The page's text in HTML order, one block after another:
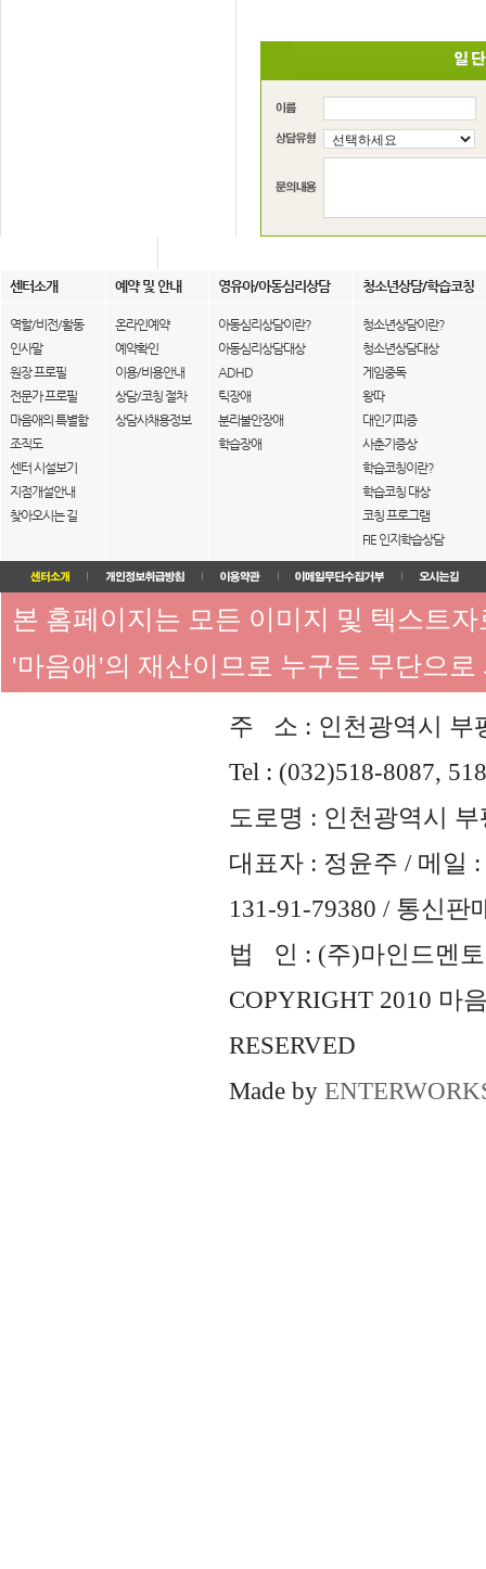
센터소개 예약 및 안내 영유아/아동심리상담 청소년상담/학습코칭
역할/비전/활동
인사말
원장 프로필
전문가 프로필
마음애의 특별함
조직도
센터 시설보기
지점개설안내
찾아오시는 길
온라인예약
예약확인
이용/비용안내
상담/코칭 절차
상담사채용정보
아동심리상담이란?
아동심리상담대상
ADHD
틱장애
분리불안장애
학습장애
청소년상담이란?
청소년상담대상
게임중독
왕따
대인기피증
사춘기증상
학습코칭이란?
학습코칭 대상
코칭 프로그램
FIE 인지학습상담
본 홈페이지는 모든 이미지 및 텍스트
'마음애'의 재산이므로 누구든 무단으
주 소 : 인천광역시 부
Tel : (032)518-8087,
도로명 : 인천광역시
대표자 : 정윤주 / 메일 :
131-91-79380 / 통신판
법 인 : (주)마인드멘토
COPYRIGHT 2010 마
RESERVED
Made by